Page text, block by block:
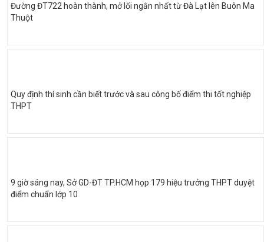
Đường ĐT722 hoàn thành, mở lối ngắn nhất từ Đà Lạt lên Buôn Ma
Thuột
Quy định thí sinh cần biết trước và sau công bố điểm thi tốt nghiệp
THPT
9 giờ sáng nay, Sở GD-ĐT TP.HCM họp 179 hiệu trưởng THPT duyệt
điểm chuẩn lớp 10